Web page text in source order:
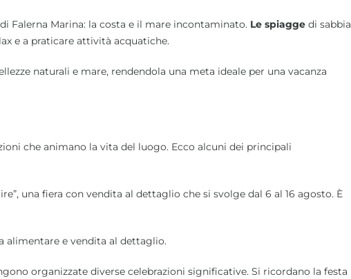
Falerna Marina: la costa e il mare incontaminato. Le spiagge di sabbia
e a praticare attività acquatiche.
naturali e mare, rendendola una meta ideale per una vacanza
che animano la vita del luogo. Ecco alcuni dei principali
una fiera con vendita al dettaglio che si svolge dal 6 al 16 agosto. È
alimentare e vendita al dettaglio.
organizzate diverse celebrazioni significative. Si ricordano la festa